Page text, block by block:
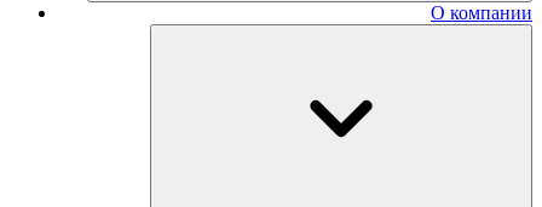
О компании